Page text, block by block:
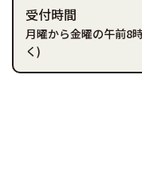
受付時間
月曜から金曜の午前8
く)